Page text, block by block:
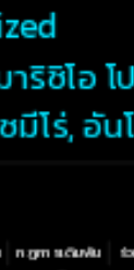
าริซิโอ
มีโร่,
กฏการเดิมพัน ร่